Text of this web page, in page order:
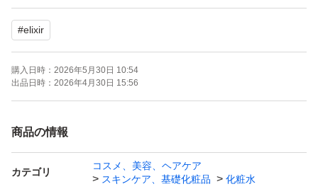
配合。
●さらに、うるおって大人毛穴まで目立たない。
※年齢に応じたうるおいケア
※※シャクヤクエキス、バラエキス、ヒドロキシプロリ
ン、ミシマサイコ根エキス、グリセリン(ハリ保湿)
【販売名】
ン しっとりタイプ ba
#elixir
購入日時： 2026年5月30日 10:54
出品日時： 2026年4月30日 15:56
商品の情報
カテゴリ
コスメ、美容、ヘアケア
スキンケア、基礎化粧品
化粧水